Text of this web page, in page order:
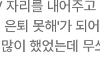
리를 내어주
퇴 못해'가 되
이 했었는데